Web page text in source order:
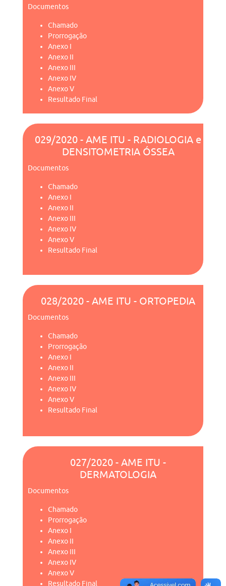
Documentos
Chamado
Prorrogação
Anexo I
Anexo II
Anexo III
Anexo IV
Anexo V
Resultado Final
029/2020 - AME ITU - RADIOLOGIA e
DENSITOMETRIA ÓSSEA
Documentos
Chamado
Anexo I
Anexo II
Anexo III
Anexo IV
Anexo V
Resultado Final
028/2020 - AME ITU - ORTOPEDIA
Documentos
Chamado
Prorrogação
Anexo I
Anexo II
Anexo III
Anexo IV
Anexo V
Resultado Final
027/2020 - AME ITU -
DERMATOLOGIA
Documentos
Chamado
Prorrogação
Anexo I
Anexo II
Anexo III
Anexo IV
Anexo V
Resultado Final